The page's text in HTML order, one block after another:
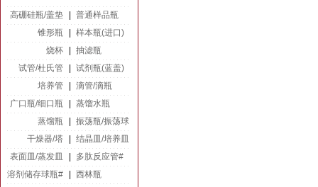
高硼硅瓶/盖垫
普通样品瓶
锥形瓶
样本瓶(进口)
烧杯
抽滤瓶
试管/杜氏管
试剂瓶(蓝盖)
培养管
滴管/滴瓶
广口瓶/细口瓶
蒸馏水瓶
蒸馏瓶
振荡瓶/振荡球
干燥器/塔
结晶皿/培养皿
表面皿/蒸发皿
多肽反应管#
溶剂储存球瓶#
西林瓶